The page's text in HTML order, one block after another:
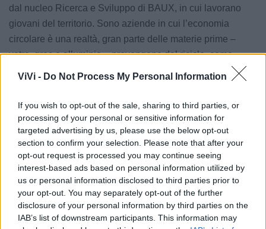
ViVi - Do Not Process My Personal Information
If you wish to opt-out of the sale, sharing to third parties, or
processing of your personal or sensitive information for
targeted advertising by us, please use the below opt-out
section to confirm your selection. Please note that after your
opt-out request is processed you may continue seeing
interest-based ads based on personal information utilized by
us or personal information disclosed to third parties prior to
your opt-out. You may separately opt-out of the further
disclosure of your personal information by third parties on the
IAB’s list of downstream participants. This information may
dal nucleo Ricerca e Sviluppo di BAUX, in cui lavorano
giovani del territorio. Sono aziende in cui l’economia
circolare è una realtà, gran parte delle materie prime –
vetro, gres e alluminio – provengono dal riciclo, come
anche l’ecosostenibilità con la produzione autonoma di
Con lei Emanuele di Palma, Presidente BCC San Marzano
di San Giuseppe: «La collaborazione con una realtà
imprenditoriale di eccellenza come BAUX rappresenta
pienamente la visione che, da settant’anni, guida il
percorso della nostra Banca: costruire valore attraverso le
relazioni, mettendo in connessione energie, competenze e